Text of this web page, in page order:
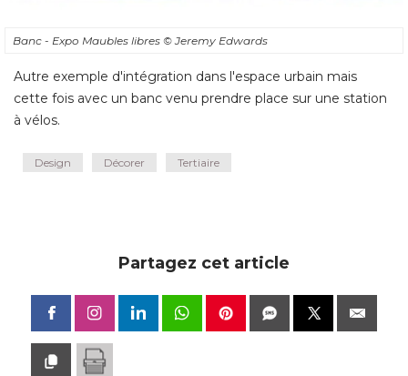
Banc - Expo Maubles libres © Jeremy Edwards
Autre exemple d'intégration dans l'espace urbain mais
cette fois avec un banc venu prendre place sur une station
à vélos.
Design Décorer Tertiaire
Partagez cet article